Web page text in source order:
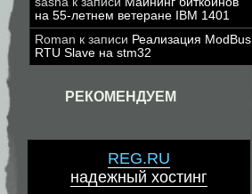
на 55-летнем ветеране IBM 1401
Roman к записи Реализация ModBus
RTU Slave на stm32
РЕКОМЕНДУЕМ
REG.RU
надежный хостинг